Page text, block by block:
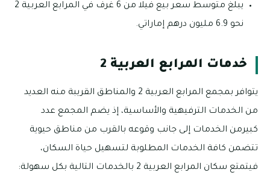
يبلغ متوسط سعر بيع فيلا من 6 غرف في المرابع العربية 2
نحو 6.9 مليون درهم إماراتي.
خدمات المرابع العربية 2
يتوافر بمجمع المرابع العربية 2 والمناطق القريبة منه العديد
من الخدمات الترفيهية والأساسية، إذ يضم المجمع عدد
كبيرمن الخدمات إلى جانب وقوعه بالقرب من مناطق حيوية
تتضمن كافة الخدمات المطلوبة لتسهيل حياة السكان،
فيتمتع سكان المرابع العربية 2 بالخدمات التالية بكل سهولة: